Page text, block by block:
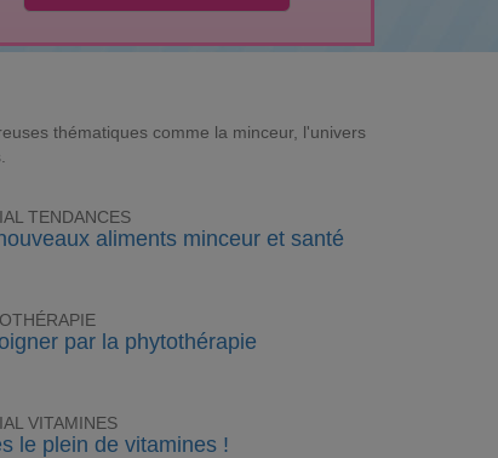
thématiques comme la minceur, l'univers
TENDANCES
aliments minceur et santé
par la phytothérapie
VITAMINES
le plein de vitamines !